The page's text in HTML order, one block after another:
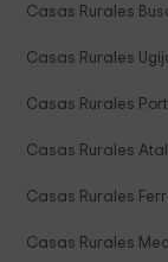
Casas Rurales
Casas Rurales
Casas Rurales
Casas Rurales
Casas Rurales
Casas Rurales